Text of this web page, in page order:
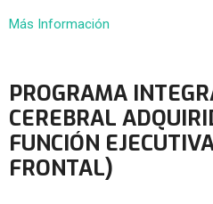
Más Información
PROGRAMA
CEREBRAL
FUNCIÓN
FRONTAL)